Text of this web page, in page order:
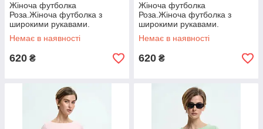
Жіноча футболка
Роза.Жіноча футболка з
широкими рукавами.
Немає в наявності
620 ₴
Жіноча футболка
Роза.Жіноча футболка з
широкими рукавами.
Немає в наявності
620 ₴